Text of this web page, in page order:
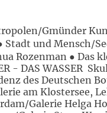
Gmünder
● Stadt und Mensch/
Rozenman ● Das
- DAS WASSER
des Deutschen
am Klostersee,
Galerie Helga